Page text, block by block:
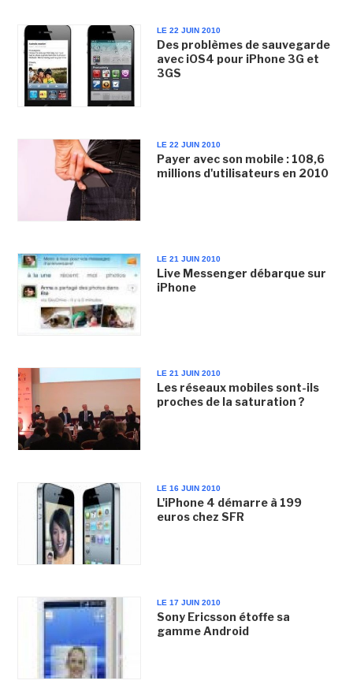
LE 22 JUIN 2010
Des problèmes de sauvegarde
avec iOS4 pour iPhone 3G et
3GS
LE 22 JUIN 2010
Payer avec son mobile : 108,6
millions d'utilisateurs en 2010
LE 21 JUIN 2010
Live Messenger débarque sur
iPhone
LE 21 JUIN 2010
Les réseaux mobiles sont-ils
proches de la saturation ?
LE 16 JUIN 2010
L'iPhone 4 démarre à 199
euros chez SFR
LE 17 JUIN 2010
Sony Ericsson étoffe sa
gamme Android